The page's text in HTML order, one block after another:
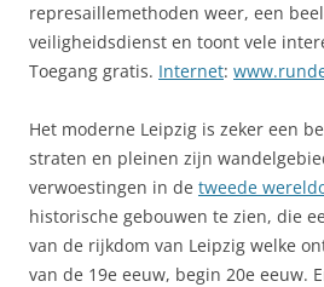
represaillemethoden weer, een
veiligheidsdienst en toont vele
Toegang gratis. Internet:
Het moderne Leipzig is zeker een
straten en pleinen zijn
verwoestingen in de tweede
historische gebouwen te zien, die
van de rijkdom van Leipzig welke
van de 19e eeuw, begin 20e eeuw.